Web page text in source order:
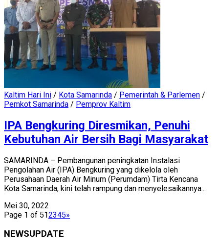
Kaltim Hari Ini / Kota Samarinda / Pemerintah & Parlemen /
Pemkot Samarinda / Pemprov Kaltim
IPA Bengkuring Diresmikan, Penuhi
Kebutuhan Air Bersih Bagi Masyarakat
SAMARINDA – Pembangunan peningkatan Instalasi
Pengolahan Air (IPA) Bengkuring yang dikelola oleh
Perusahaan Daerah Air Minum (Perumdam) Tirta Kencana
Kota Samarinda, kini telah rampung dan menyelesaikannya...
Mei 30, 2022
Page 1 of 512345»
NEWSUPDATE